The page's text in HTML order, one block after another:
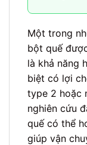
Một trong
bột quế
là khả năng
biệt có lợi
type 2 hoặc
nghiên cứu
quế có thể
giúp vận